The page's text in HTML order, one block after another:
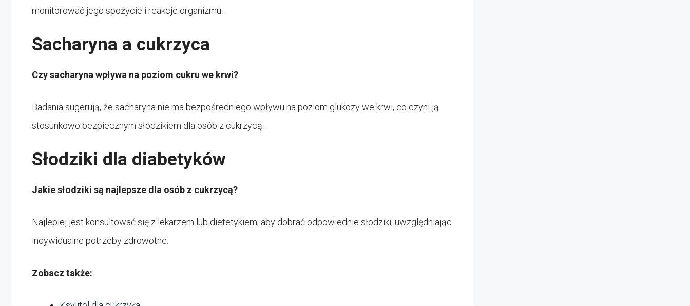
monitorować jego spożycie i reakcje organizmu.
Sacharyna a cukrzyca
Czy sacharyna wpływa na poziom cukru we krwi?
Badania sugerują, że sacharyna nie ma bezpośredniego wpływu na poziom glukozy we krwi, co czyni ją
stosunkowo bezpiecznym słodzikiem dla osób z cukrzycą.
Słodziki dla diabetyków
Jakie słodziki są najlepsze dla osób z cukrzycą?
Najlepiej jest konsultować się z lekarzem lub dietetykiem, aby dobrać odpowiednie słodziki, uwzględniając
indywidualne potrzeby zdrowotne.
Zobacz także: